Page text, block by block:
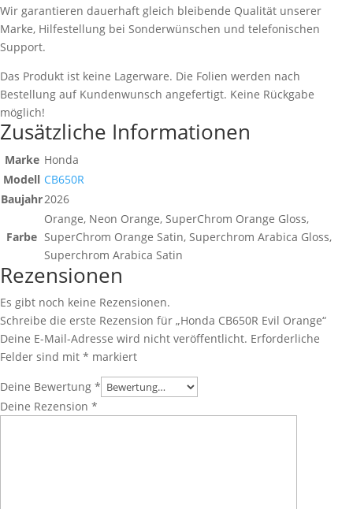
Wir garantieren dauerhaft gleich bleibende Qualität unserer
Marke, Hilfestellung bei Sonderwünschen und telefonischen
Support.
Das Produkt ist keine Lagerware. Die Folien werden nach
Bestellung auf Kundenwunsch angefertigt. Keine Rückgabe
möglich!
Zusätzliche Informationen
Marke Honda
Modell CB650R
Baujahr2026
Farbe
Orange, Neon Orange, SuperChrom Orange Gloss,
SuperChrom Orange Satin, Superchrom Arabica Gloss,
Superchrom Arabica Satin
Rezensionen
Es gibt noch keine Rezensionen.
Schreibe die erste Rezension für „Honda CB650R Evil Orange“
Deine E-Mail-Adresse wird nicht veröffentlicht. Erforderliche
Felder sind mit * markiert
Deine Bewertung *
Deine Rezension *